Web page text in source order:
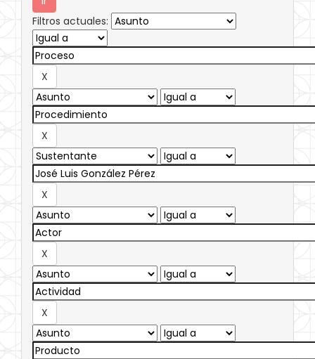
Filtros actuales: